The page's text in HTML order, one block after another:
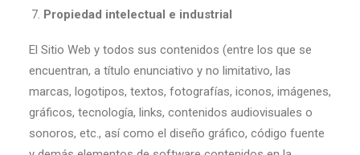
Propiedad intelectual e industrial
El Sitio Web y todos sus contenidos (entre los que se
encuentran, a título enunciativo y no limitativo, las
marcas, logotipos, textos, fotografías, iconos, imágenes,
gráficos, tecnología, links, contenidos audiovisuales o
sonoros, etc., así como el diseño gráfico, código fuente